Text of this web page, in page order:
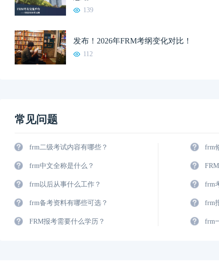
139
发布！2026年FRM考纲变化对比！
112
常见问题
frm二级考试内容有哪些？
frm中文全称是什么？
frm以后从事什么工作？
frm备考资料有哪些可选？
FRM报考需要什么学历？
frm
frm
frm
frm